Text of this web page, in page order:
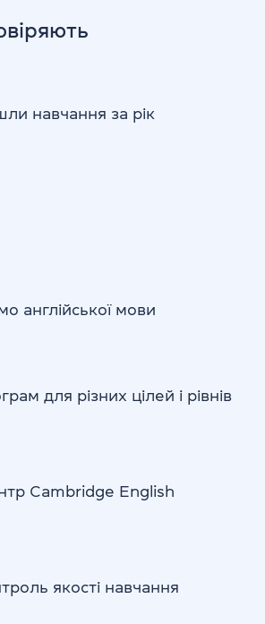
навчання за рік
англійської мови
для різних цілей і рівнів
Cambridge English
якості навчання